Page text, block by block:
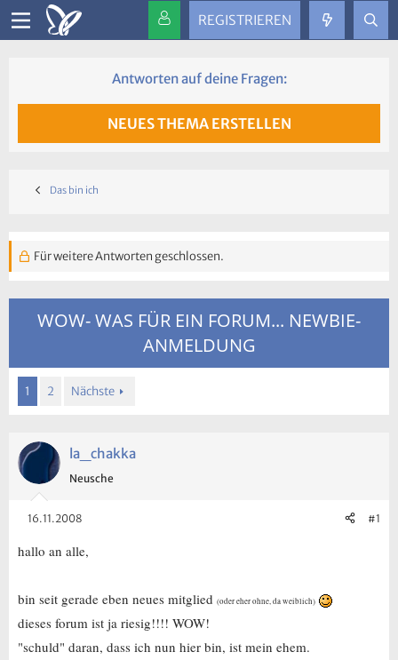
REGISTRIEREN
Antworten auf deine Fragen:
NEUES THEMA ERSTELLEN
Das bin ich
Für weitere Antworten geschlossen.
WOW- WAS FÜR EIN FORUM... NEWBIE-
ANMELDUNG
1 2 Nächste
la_chakka
Neusche
16.11.2008 #1
hallo an alle,
bin seit gerade eben neues mitglied (oder eher ohne, da weiblich)
dieses forum ist ja riesig!!!! WOW!
"schuld" daran, dass ich nun hier bin, ist mein ehem.